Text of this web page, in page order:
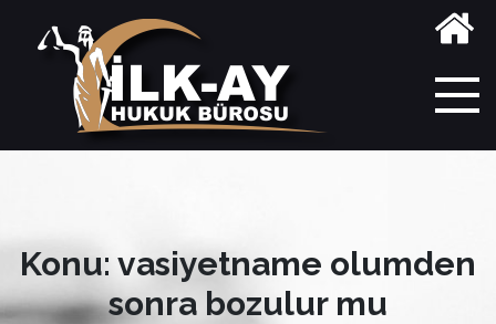
Konu: vasiyetname olumden
sonra bozulur mu